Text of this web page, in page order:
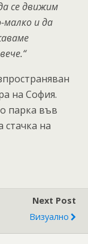
се движим
и да
на София.
парка във
стачка на
Next Post
Визуално